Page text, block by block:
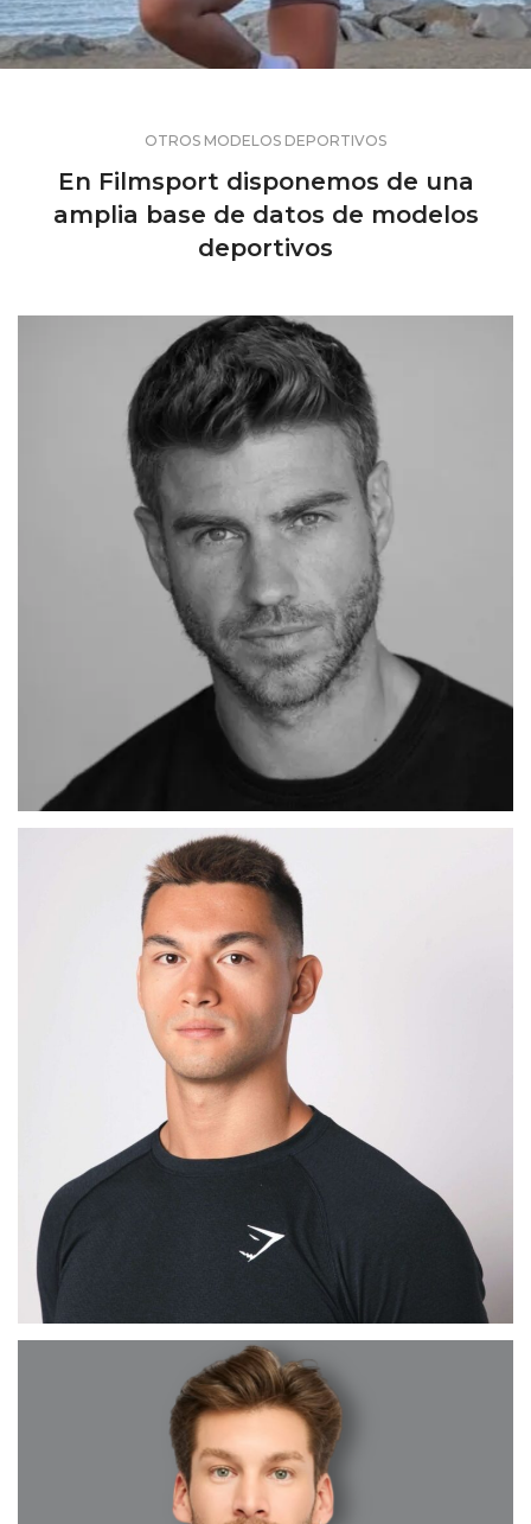
OTROS MODELOS DEPORTIVOS
En Filmsport disponemos de una
amplia base de datos de modelos
deportivos
ADRIAN
MADRID
MAX
BARCELONA